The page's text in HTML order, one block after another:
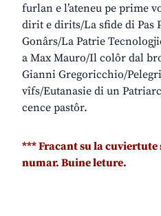
furlan e l’ateneu pe prime
dirit e dirits/La sfide di Pas
Gonârs/La Patrie
a Max Mauro/Il colôr dal
Gianni Gregoricchio/
vîfs/Eutanasie di un
cence pastôr.
*** Fracant su la
numar. Buine leture.